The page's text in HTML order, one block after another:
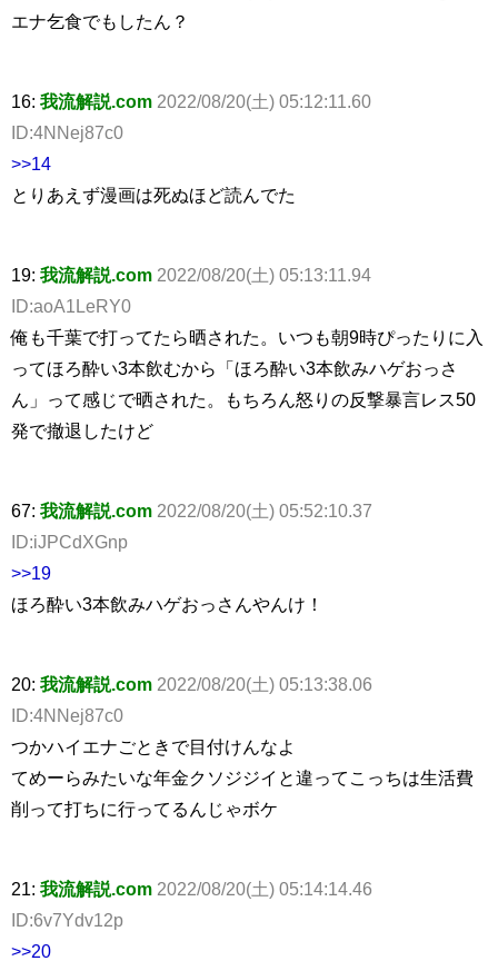
エナ乞食でもしたん？
16: 我流解説.com 2022/08/20(土) 05:12:11.60
ID:4NNej87c0
>>14
とりあえず漫画は死ぬほど読んでた
19: 我流解説.com 2022/08/20(土) 05:13:11.94
ID:aoA1LeRY0
俺も千葉で打ってたら晒された。いつも朝9時ぴったりに入
ってほろ酔い3本飲むから「ほろ酔い3本飲みハゲおっさ
ん」って感じで晒された。もちろん怒りの反撃暴言レス50
発で撤退したけど
67: 我流解説.com 2022/08/20(土) 05:52:10.37
ID:iJPCdXGnp
>>19
ほろ酔い3本飲みハゲおっさんやんけ！
20: 我流解説.com 2022/08/20(土) 05:13:38.06
ID:4NNej87c0
つかハイエナごときで目付けんなよ
てめーらみたいな年金クソジジイと違ってこっちは生活費
削って打ちに行ってるんじゃボケ
21: 我流解説.com 2022/08/20(土) 05:14:14.46
ID:6v7Ydv12p
>>20